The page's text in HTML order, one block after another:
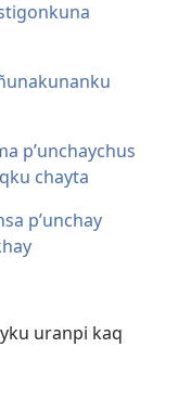
p’unchaychus
chayta
p’unchay
uranpi kaq